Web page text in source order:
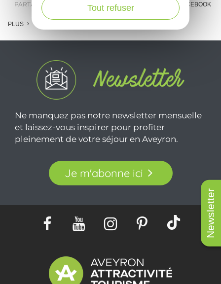
Newsletter
PARTAGER : E-MAIL MESSENGER FACEBOOK
PLUS
Ne manquez pas notre newsletter mensuelle
et laissez-vous inspirer pour profiter
pleinement de votre séjour en Aveyron.
Je m'abonne ici
Tout refuser